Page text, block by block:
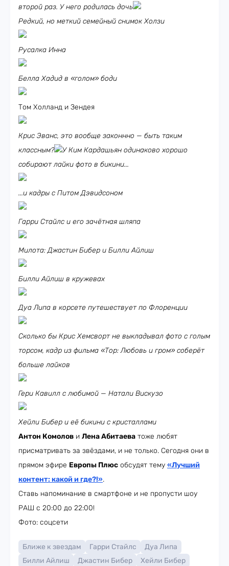
второй раз. У него родилась дочь
Редкий, но меткий семейный снимок Холзи
Русалка Инна
Белла Хадид в «голом» боди
Том Холланд и Зендея
Крис Эванс, это вообще законнно — быть таким
классным?
У Ким Кардашьян одинаково хорошо
собирают лайки фото в бикини...
...и кадры с Питом Дэвидсоном
Гарри Стайлс и его зачётная шляпа
Милота: Джастин Бибер и Билли Айлиш
Билли Айлиш в кружевах
Дуа Липа в корсете путешествует по Флоренции
Сколько бы Крис Хемсворт не выкладывал фото с голым
торсом, кадр из фильма «Тор: Любовь и гром» соберёт
больше лайков
Гери Кавилл с любимой — Натали Вискузо
Хейли Бибер и её бикини с кристаллами
Антон Комолов и Лена Абитаева тоже любят
присматривать за звёздами, и не только. Сегодня они в
прямом эфире Европы Плюс обсудят тему «Лучший
контент: какой и где?!».
Ставь напоминание в смартфоне и не пропусти шоу
РАШ с 20:00 до 22:00!
Фото: соцсети
Ближе к звездам Гарри Стайлс
Дуа Липа
Билли Айлиш
Джастин Бибер
Хейли Бибер